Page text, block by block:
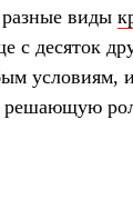
виды
с десяток
условиям,
решающую